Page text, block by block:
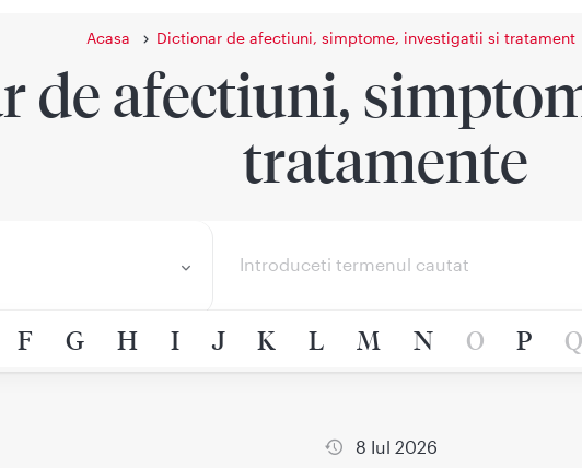
Acasa Dictionar de afectiuni, simptome, investigatii si tratament
de afectiuni,
tratamente
F G H I J K L M N O P Q
8 Iul 2026